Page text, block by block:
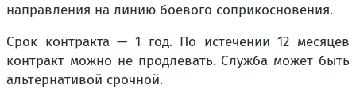
направления на линию боевого соприкосновения.
Срок контракта — 1 год. По истечении 12 месяцев
контракт можно не продлевать. Служба может быть
альтернативой срочной.